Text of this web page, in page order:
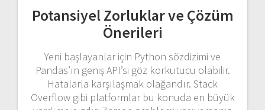
Potansiyel Zorluklar ve Çözüm
Önerileri
Yeni başlayanlar için Python sözdizimi ve
Pandas’ın geniş API’si göz korkutucu olabilir.
Hatalarla karşılaşmak olağandır. Stack
Overflow gibi platformlar bu konuda en büyük